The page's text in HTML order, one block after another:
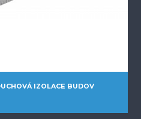
IZOLACE BUDOV